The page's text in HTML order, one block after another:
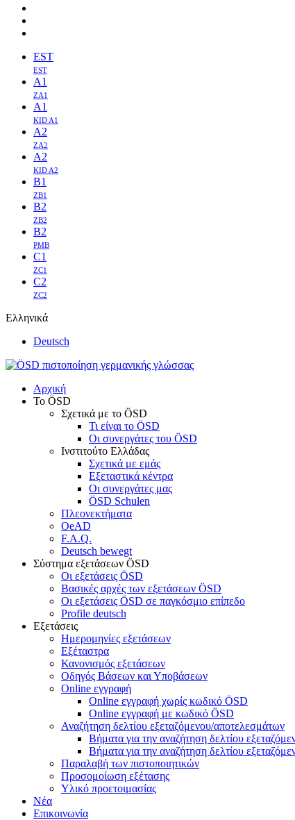
EST
EST
A1
ZA1
A1
KID A1
A2
ZA2
A2
KID A2
B1
ZB1
B2
ZB2
B2
PMB
C1
ZC1
C2
ZC2
Ελληνικά
Deutsch
Αρχική
Το ÖSD
Σχετικά με το ÖSD
Τι είναι το ÖSD
Οι συνεργάτες του ÖSD
Ινστιτούτο Ελλάδας
Σχετικά με εμάς
Εξεταστικά κέντρα
Οι συνεργάτες μας
ÖSD Schulen
Πλεονεκτήματα
OeAD
F.A.Q.
Deutsch bewegt
Σύστημα εξετάσεων ÖSD
Οι εξετάσεις ÖSD
Βασικές αρχές των εξετάσεων ÖSD
Οι εξετάσεις ÖSD σε παγκόσμιο επίπεδο
Profile deutsch
Εξετάσεις
Ημερομηνίες εξετάσεων
Εξέταστρα
Κανονισμός εξετάσεων
Οδηγός Βάσεων και Υποβάσεων
Online εγγραφή
Online εγγραφή χωρίς κωδικό ÖSD
Online εγγραφή με κωδικό ÖSD
Αναζήτηση δελτίου εξεταζόμενου/αποτελεσμάτων
Βήματα για την αναζήτηση δελτίου
Βήματα για την αναζήτηση δελτίου
Παραλαβή των πιστοποιητικών
Προσομοίωση εξέτασης
Υλικό προετοιμασίας
Νέα
Επικοινωνία